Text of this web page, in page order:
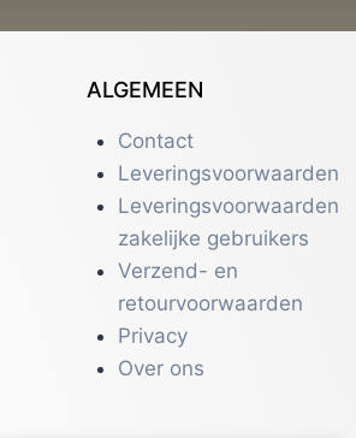
ALGEMEEN
Contact
Leveringsvoorwaarden
Leveringsvoorwaarden
zakelijke gebruikers
Verzend- en
retourvoorwaarden
Privacy
Over ons